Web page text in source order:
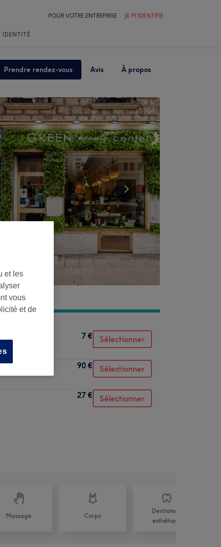
POUR VOTRE ENTREPRISE JE M'IDENTIFIE
IDENTITÉ
Prendre rendez-vous Avis À propos
7 € Sélectionner
90 € Sélectionner
27 € Sélectionner
Massage Corps
Dentisterie
esthétique
et les
vous
et de